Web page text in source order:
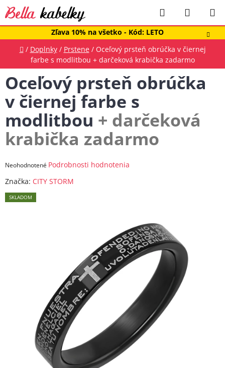
Prejsť
na
obsah
Zľava 10% na všetko - Kód: LETO
Hľadať
KOŠÍK
Domov
/ Doplnky / Prstene / Oceľový prsteň obrúčka v čiernej
farbe s modlitbou + darčeková krabička zadarmo
Oceľový prsteň obrúčka
v čiernej farbe s
modlitbou + darčeková
krabička zadarmo
Priemerné
produktu
je
Neohodnotené Podrobnosti hodnotenia
Značka: CITY STORM
SKLADOM